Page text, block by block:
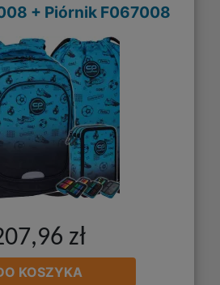
+ Piórnik F067008
zł
KOSZYKA